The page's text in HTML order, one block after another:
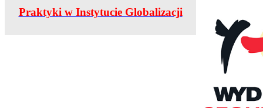
Praktyki w Instytucie Globalizacji